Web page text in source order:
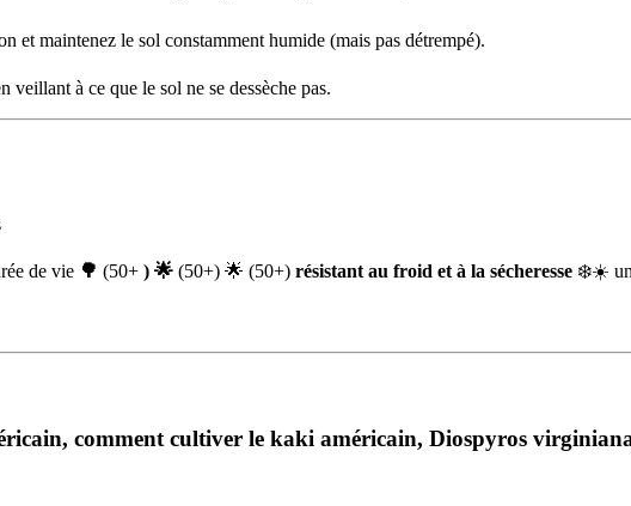
et maintenez le sol constamment humide (mais pas détrempé).
veillant à ce que le sol ne se dessèche pas.
de vie 🌳 (50+ ) 🌟 (50+) 🌟 (50+) résistant au froid et à la sécheresse ❄️☀️
, comment cultiver le kaki américain, Diospyros